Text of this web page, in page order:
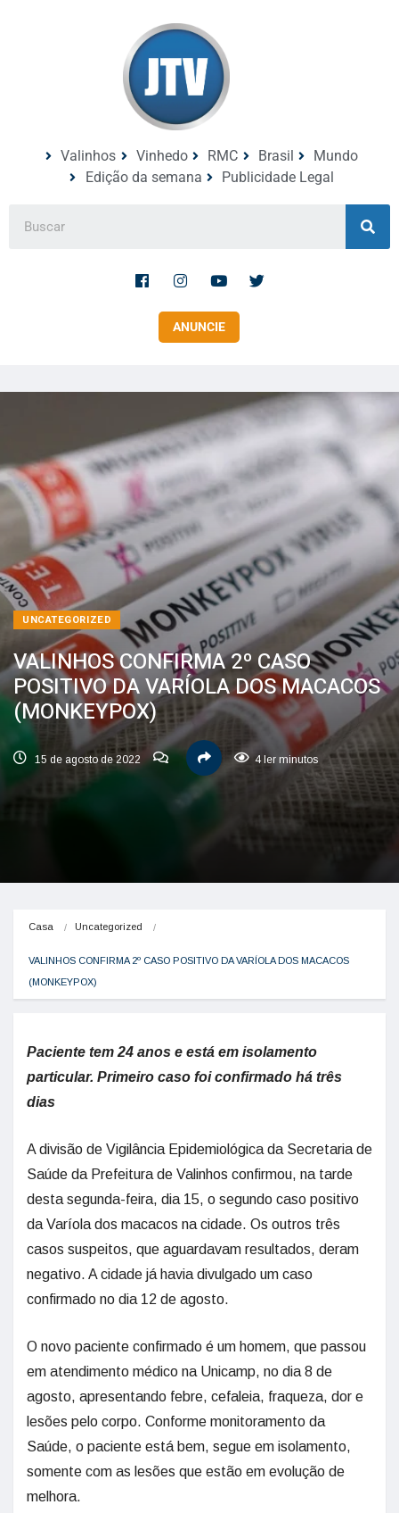
Valinhos Vinhedo RMC Brasil
Mundo
Edição da semana
Publicidade Legal
ANUNCIE
UNCATEGORIZED
VALINHOS CONFIRMA 2º CASO
POSITIVO DA VARÍOLA DOS MACACOS
(MONKEYPOX)
15 de agosto de 2022 4 ler minutos
Casa Uncategorized
VALINHOS CONFIRMA 2º CASO POSITIVO DA VARÍOLA DOS MACACOS
(MONKEYPOX)
Paciente tem 24 anos e está em isolamento
particular. Primeiro caso foi confirmado há três
dias
A divisão de Vigilância Epidemiológica da Secretaria de
Saúde da Prefeitura de Valinhos confirmou, na tarde
desta segunda-feira, dia 15, o segundo caso positivo
da Varíola dos macacos na cidade. Os outros três
casos suspeitos, que aguardavam resultados, deram
negativo. A cidade já havia divulgado um caso
confirmado no dia 12 de agosto.
O novo paciente confirmado é um homem, que passou
em atendimento médico na Unicamp, no dia 8 de
agosto, apresentando febre, cefaleia, fraqueza, dor e
lesões pelo corpo. Conforme monitoramento da
Saúde, o paciente está bem, segue em isolamento,
somente com as lesões que estão em evolução de
melhora.